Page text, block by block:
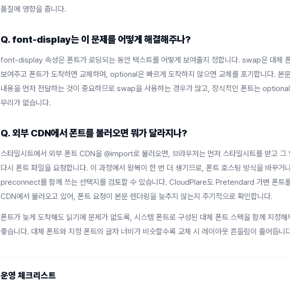
품질에 영향을 줍니다.
Q. font-display는 이 문제를 어떻게 해결해주나?
font-display 속성은 폰트가 로딩되는 동안 텍스트를 어떻게 보여줄지 정합니다. swap은 대체
보여주고 폰트가 도착하면 교체하며, optional은 빠르게 도착하지 않으면 교체를 포기합니다. 본
내용을 먼저 전달하는 것이 중요하므로 swap을 사용하는 경우가 많고, 장식적인 폰트는
무리가 없습니다.
Q. 외부 CDN에서 폰트를 불러오면 뭐가 달라지나?
스타일시트에서 외부 폰트 CDN을 @import로 불러오면, 브라우저는 먼저 스타일시트를 받고 그
다시 폰트 파일을 요청합니다. 이 과정에서 왕복이 한 번 더 생기므로, 폰트 호스팅 방식을 바꾸거
preconnect를 함께 쓰는 선택지를 검토할 수 있습니다. CloudPlare도 Pretendard 가변 폰트
CDN에서 불러오고 있어, 폰트 요청이 본문 렌더링을 늦추지 않는지 주기적으로 확인합니다.
폰트가 늦게 도착해도 읽기에 문제가 없도록, 시스템 폰트로 구성된 대체 폰트 스택을 함께 지정해
좋습니다. 대체 폰트와 지정 폰트의 글자 너비가 비슷할수록 교체 시 레이아웃 흔들림이 줄어듭니
운영 체크리스트